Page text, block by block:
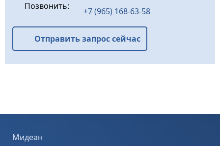
Позвонить:
+7 (965) 168-63-58
Отправить запрос сейчас
Мидеан